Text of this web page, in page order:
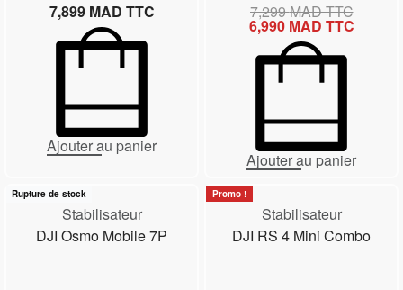
7,899 MAD TTC
Ajouter au panier
7,299MAD TTC
6,990 MAD TTC
Ajouter au panier
Rupture de stock
Stabilisateur
DJI Osmo Mobile 7P
Promo !
Stabilisateur
DJI RS 4 Mini Combo